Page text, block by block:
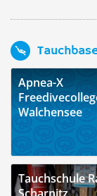
Apnea-X
Walchensee
Tauchschule